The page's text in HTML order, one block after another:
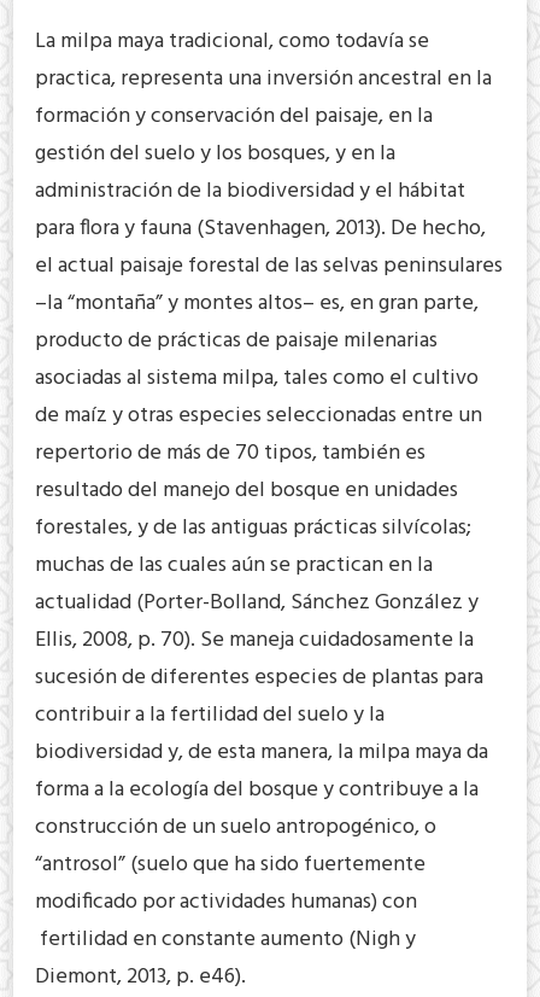
La milpa maya tradicional, como todavía se
practica, representa una inversión ancestral en la
formación y conservación del paisaje, en la
gestión del suelo y los bosques, y en la
administración de la biodiversidad y el hábitat
para flora y fauna (Stavenhagen, 2013). De hecho,
el actual paisaje forestal de las selvas peninsulares
–la “montaña” y montes altos– es, en gran parte,
producto de prácticas de paisaje milenarias
asociadas al sistema milpa, tales como el cultivo
de maíz y otras especies seleccionadas entre un
repertorio de más de 70 tipos, también es
resultado del manejo del bosque en unidades
forestales, y de las antiguas prácticas silvícolas;
muchas de las cuales aún se practican en la
actualidad (Porter-Bolland, Sánchez González y
Ellis, 2008, p. 70). Se maneja cuidadosamente la
sucesión de diferentes especies de plantas para
contribuir a la fertilidad del suelo y la
biodiversidad y, de esta manera, la milpa maya da
forma a la ecología del bosque y contribuye a la
construcción de un suelo antropogénico, o
“antrosol” (suelo que ha sido fuertemente
modificado por actividades humanas) con
fertilidad en constante aumento (Nigh y
Diemont, 2013, p. e46).